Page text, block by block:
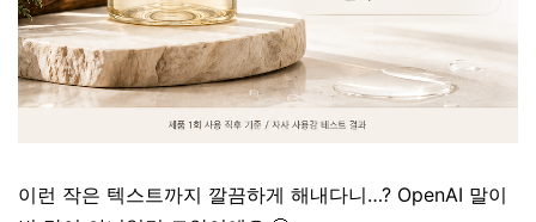
이런 작은 텍스트까지 깔끔하게 해내다니…? OpenAI 말이